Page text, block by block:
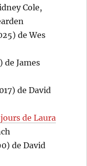
Cole,
de Wes
de James
de David
de Laura
de David